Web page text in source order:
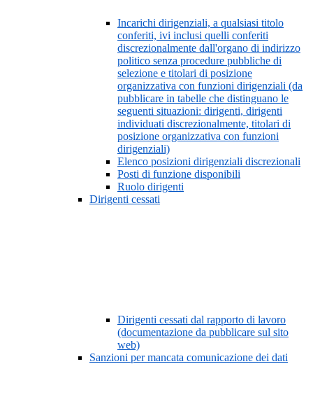
Incarichi dirigenziali, a qualsiasi titolo
conferiti, ivi inclusi quelli conferiti
discrezionalmente dall'organo di indirizzo
politico senza procedure pubbliche di
selezione e titolari di posizione
organizzativa con funzioni dirigenziali (da
pubblicare in tabelle che distinguano le
seguenti situazioni: dirigenti, dirigenti
individuati discrezionalmente, titolari di
posizione organizzativa con funzioni
dirigenziali)
Elenco posizioni dirigenziali discrezionali
Posti di funzione disponibili
Ruolo dirigenti
Dirigenti cessati
Dirigenti cessati dal rapporto di lavoro
(documentazione da pubblicare sul sito
web)
Sanzioni per mancata comunicazione dei dati